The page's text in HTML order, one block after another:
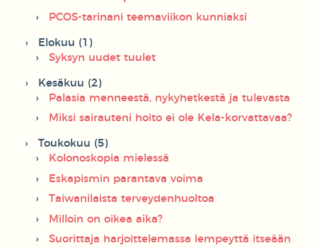
PCOS-tarinani teemaviikon kunniaksi
Elokuu (1)
Syksyn uudet tuulet
Kesäkuu (2)
Palasia menneestä, nykyhetkestä ja tulevasta
Miksi sairauteni hoito ei ole Kela-korvattavaa?
Toukokuu (5)
Kolonoskopia mielessä
Eskapismin parantava voima
Taiwanilaista terveydenhuoltoa
Milloin on oikea aika?
Suorittaja harjoittelemassa lempeyttä itseään